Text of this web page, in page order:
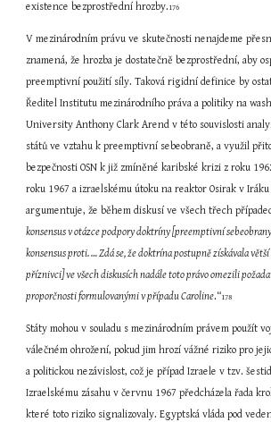
existence bezprostřední hrozby.176
V mezinárodním právu ve skutečnosti nenajdeme
znamená, že hrozba je dostatečně bezprostřední, aby
preemptivní použití síly. Taková rigidní definice by
Ředitel Institutu mezinárodního práva a politiky na
University Anthony Clark Arend v této souvislosti
států ve vztahu k preemptivní sebeobraně, a využil
bezpečnosti OSN k již zmíněné karibské krizi z roku
roku 1967 a izraelskému útoku na reaktor Osirak v
argumentuje, že během diskusí ve všech třech
konsensus v otázce podpory doktríny [preemptivní
konsensus proti. … Zdá se, že doktrína postupně získávala
příznivci] ve všech diskusích nadále toto právo omezili
proporčnosti formulovanými v případu Caroline.“178
Státy mohou v souladu s mezinárodním právem použít
válečném ohrožení, pokud jim hrozí vážné riziko pro
a politickou nezávislost, což je případ Izraele v tzv.
Izraelskému zásahu v červnu 1967 předcházela řada
které toto riziko signalizovaly. Egyptská vláda pod